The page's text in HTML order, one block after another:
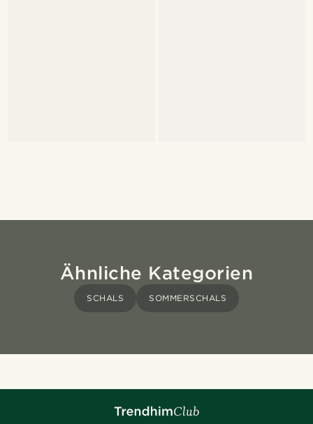
Ähnliche Kategorien
SCHALS SOMMERSCHALS